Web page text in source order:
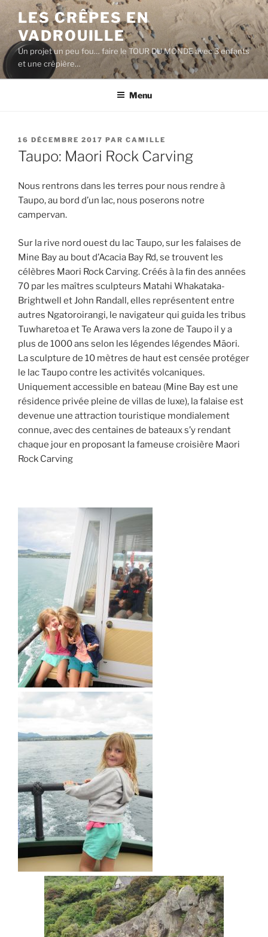
contenu
principal
LES CRÊPES EN
VADROUILLE
Un projet un peu fou… faire le TOUR DU MONDE avec 3 enfants
et une crêpière…
Menu
PUBLIÉ
LE
16 DÉCEMBRE 2017 PAR CAMILLE
Taupo: Maori Rock Carving
Nous rentrons dans les terres pour nous rendre à
Taupo, au bord d’un lac, nous poserons notre
campervan.
Sur la rive nord ouest du lac Taupo, sur les falaises de
Mine Bay au bout d’Acacia Bay Rd, se trouvent les
célèbres Maori Rock Carving. Créés à la fin des années
70 par les maîtres sculpteurs Matahi Whakataka-
Brightwell et John Randall, elles représentent entre
autres Ngatoroirangi, le navigateur qui guida les tribus
Tuwharetoa et Te Arawa vers la zone de Taupo il y a
plus de 1000 ans selon les légendes légendes Māori.
La sculpture de 10 mètres de haut est censée protéger
le lac Taupo contre les activités volcaniques.
Uniquement accessible en bateau (Mine Bay est une
résidence privée pleine de villas de luxe), la falaise est
devenue une attraction touristique mondialement
connue, avec des centaines de bateaux s’y rendant
chaque jour en proposant la fameuse croisière Maori
Rock Carving